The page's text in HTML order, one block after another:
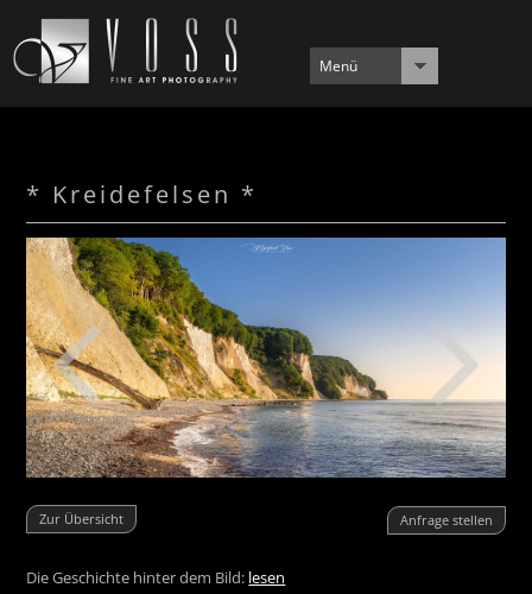
Menü
* Kreidefelsen *
Zur Übersicht Anfrage stellen
Die Geschichte hinter dem Bild: lesen